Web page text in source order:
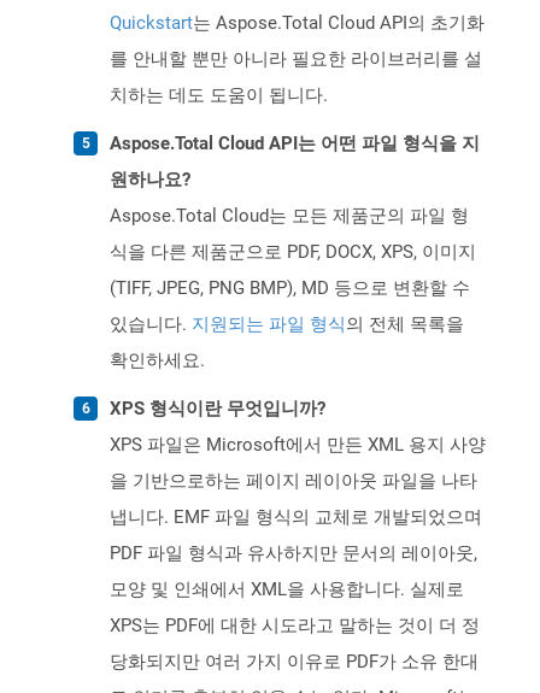
Quickstart는 Aspose.Total Cloud API의 초기화
를 안내할 뿐만 아니라 필요한 라이브러리를 설
치하는 데도 도움이 됩니다.
Aspose.Total Cloud API는 어떤 파일 형식을 지
원하나요?
Aspose.Total Cloud는 모든 제품군의 파일 형
식을 다른 제품군으로 PDF, DOCX, XPS, 이미지
(TIFF, JPEG, PNG BMP), MD 등으로 변환할 수
있습니다. 지원되는 파일 형식의 전체 목록을
확인하세요.
XPS 형식이란 무엇입니까?
XPS 파일은 Microsoft에서 만든 XML 용지 사양
을 기반으로하는 페이지 레이아웃 파일을 나타
냅니다. EMF 파일 형식의 교체로 개발되었으며
PDF 파일 형식과 유사하지만 문서의 레이아웃,
모양 및 인쇄에서 XML을 사용합니다. 실제로
XPS는 PDF에 대한 시도라고 말하는 것이 더 정
당화되지만 여러 가지 이유로 PDF가 소유 한대